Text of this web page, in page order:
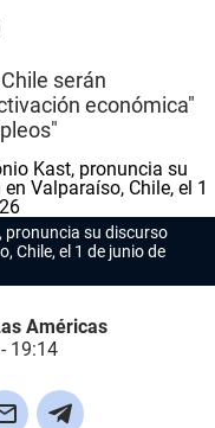
serán
económica"
pronuncia su discurso
Chile, el 1 de junio de
Américas
19:14